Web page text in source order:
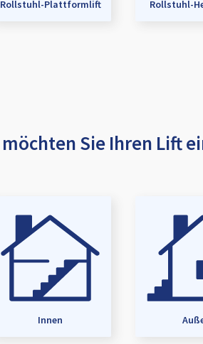
Rollstuhl-Plattformlift Rollstuhl-
Sie Ihren Lift
Innen